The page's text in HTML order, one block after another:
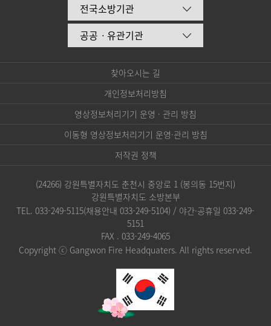
전국소방기관
공공ㆍ유관기관
찾아오시는 길
개인정보처리방침
영상정보처리기기 운영 · 관리 방침
이동형 영상정보처리기기 운영·관리 방침
저작권 정책
(24266) 강원특별자치도 춘천시 중앙로 1 (봉의동 15번지)
강원특별자치도 소방본부
TEL. 033-249-5115(채용안내 033-249-5104) / 야간·공휴일 033-249-
5151
FAX . 033-249-4065
Copyright ⓒ Gangwon Fire Headquaters. All rights reserved.